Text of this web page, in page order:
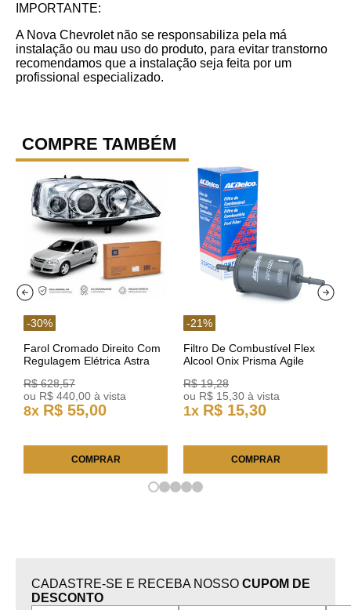
IMPORTANTE:
A Nova Chevrolet não se responsabiliza pela má
instalação ou mau uso do produto, para evitar transtorno
recomendamos que a instalação seja feita por um
profissional especializado.
COMPRE TAMBÉM
-30%
Farol Cromado Direito Com
Regulagem Elétrica Astra
R$ 628,57
ou R$ 440 00 à vista
8x R$ 55,00
COMPRAR
-21%
Filtro De Combustível Flex
Alcool Onix Prisma Agile
25FC0225 ACDelco
R$ 19,28
ou R$ 15 30 à vista
1x R$ 15,30
COMPRAR
CADASTRE-SE E RECEBA NOSSO CUPOM DE
DESCONTO